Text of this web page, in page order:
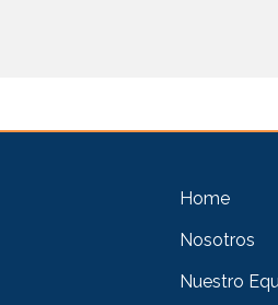
Home
Nosotros
Nuestro